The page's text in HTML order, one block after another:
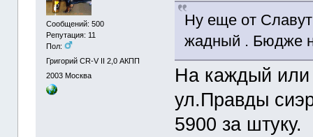
Сообщений: 500
Репутация: 11
Пол:
Григорий CR-V II 2,0 АКПП
2003 Москва
Ну еще от
жадный . Бюдже
На каждый или
ул.Правды
5900 за